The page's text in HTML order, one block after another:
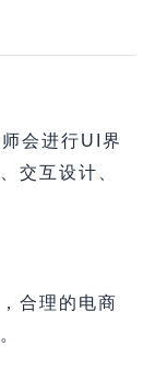
会进行UI界
交互设计、
合理的电商